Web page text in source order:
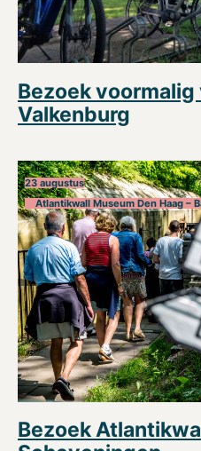
Bezoek
Valkenburg
23 augustus
Atlantikwall Museum Den Haag –
Bezoek